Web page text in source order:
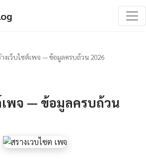
างเว็บไซต์เพจ — ข้อมูลครบถ้วน 2026
เพจ — ข้อมูลครบถ้วน